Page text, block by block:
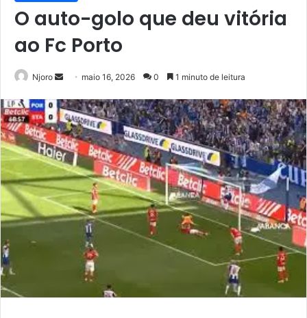
O auto-golo que deu vitória
ao Fc Porto
Njoro
Mande
e-
mail
maio 16, 2026 0 1 minuto de leitura